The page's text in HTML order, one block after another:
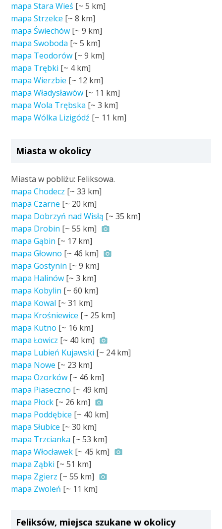
mapa Stara Wieś [~5 km]
mapa Strzelce [~8 km]
mapa Świechów [~9 km]
mapa Swoboda [~5 km]
mapa Teodorów [~9 km]
mapa Trębki [~ 4 km]
mapa Wierzbie [~ 12 km]
mapa Władysławów [~ 11 km]
mapa Wola Trębska [~3 km]
mapa Wólka Lizigódź [~ 11 km]
Miasta w okolicy
Miasta w pobliżu: Feliksowa.
mapa Chodecz [~33 km]
mapa Czarne [~ 20 km]
mapa Dobrzyń nad Wisłą [~35 km]
mapa Drobin [~55 km]
mapa Gąbin [~ 17 km]
mapa Głowno [~ 46 km]
mapa Gostynin [~9 km]
mapa Halinów [~3 km]
mapa Kobylin [~60 km]
mapa Kowal [~31 km]
mapa Krośniewice [~ 25 km]
mapa Kutno [~ 16 km]
mapa Łowicz [~ 40 km]
mapa Lubień Kujawski [~ 24 km]
mapa Nowe [~ 23 km]
mapa Ozorków [~ 46 km]
mapa Piaseczno [~ 49 km]
mapa Płock [~ 26 km]
mapa Poddębice [~ 40 km]
mapa Słubice [~30 km]
mapa Trzcianka [~53 km]
mapa Włocławek [~ 45 km]
mapa Ząbki [~51 km]
mapa Zgierz [~55 km]
mapa Zwoleń [~ 11 km]
Feliksów, miejsca szukane w okolicy